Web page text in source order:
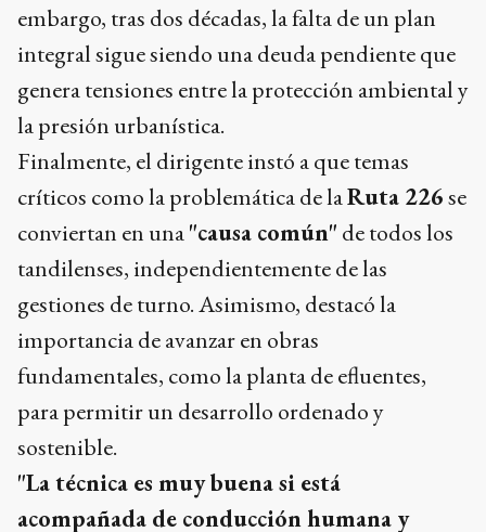
embargo, tras dos décadas, la falta de un plan
integral sigue siendo una deuda pendiente que
genera tensiones entre la protección ambiental y
la presión urbanística.
Finalmente, el dirigente instó a que temas
críticos como la problemática de laRuta 226se
conviertan en una"causa común" de todos los
tandilenses, independientemente de las
gestiones de turno. Asimismo, destacó la
importancia de avanzar en obras
fundamentales, como la planta de efluentes,
para permitir un desarrollo ordenado y
sostenible.
"La técnica es muy buena si está
acompañada de conducción humana y